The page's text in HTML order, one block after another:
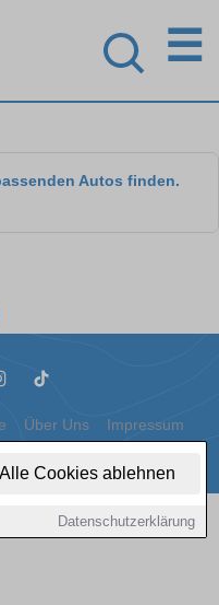
Alle Cookies ablehnen
Datenschutzerklärung
☰
Autos finden.
Über Uns Impressum
Cookies
| Content by: 1a-sites-autos